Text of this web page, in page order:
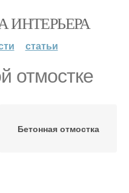
ИНТЕРЬЕРА
статьи
отмостке
Бетонная отмостка